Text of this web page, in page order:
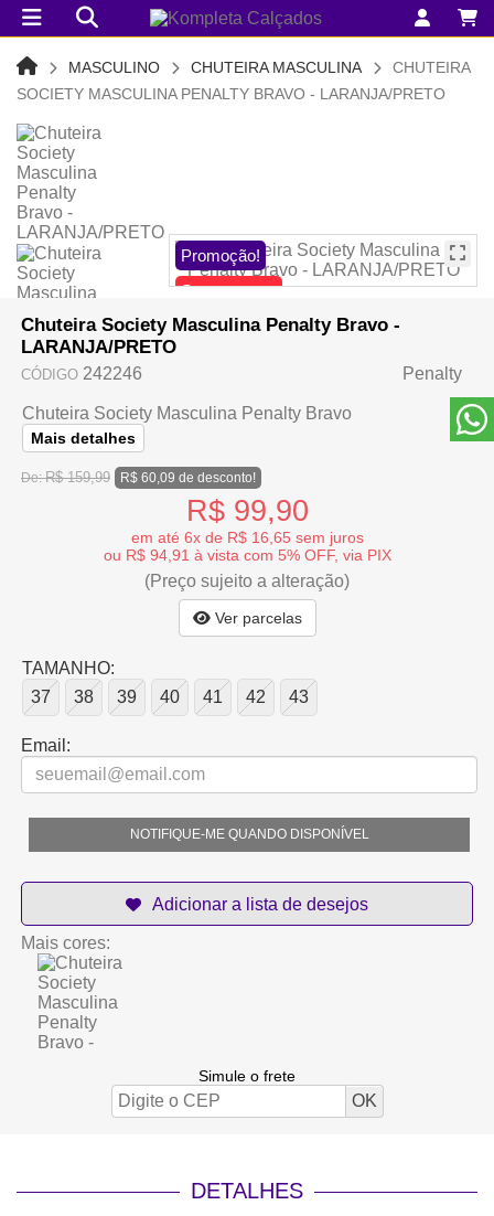
MASCULINO CHUTEIRA MASCULINA
CHUTEIRA
SOCIETY MASCULINA PENALTY BRAVO - LARANJA/PRETO
Promoção!
Sem estoque
Chuteira Society Masculina Penalty Bravo -
LARANJA/PRETO
CÓDIGO 242246 Penalty
Chuteira Society Masculina Penalty Bravo
Mais detalhes
De:R$ 159,99 R$ 60,09 de desconto!
R$ 99,90
em até 6x de R$ 16,65 sem juros
ou R$ 94,91 à vista com 5% OFF, via PIX
(Preço sujeito a alteração)
Ver parcelas
TAMANHO:
37
38 39 40 41 42 43
Email:
NOTIFIQUE-ME QUANDO DISPONÍVEL
Mais cores:
Simule o frete
DETALHES